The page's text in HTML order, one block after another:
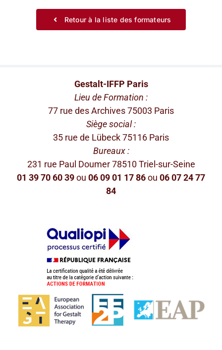
Retour à la liste des formateurs
Gestalt-IFFP Paris
Lieu de Formation :
77 rue des Archives 75003 Paris
Siège social :
35 rue de Lübeck 75116 Paris
Bureaux :
231 rue Paul Doumer 78510 Triel-sur-Seine
01 39 70 60 39ou 06 09 01 17 86ou 06 07 24 77
84